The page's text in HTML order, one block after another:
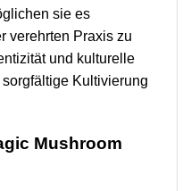
sie es
verehrten Praxis zu
und kulturelle
Kultivierung
Mushroom